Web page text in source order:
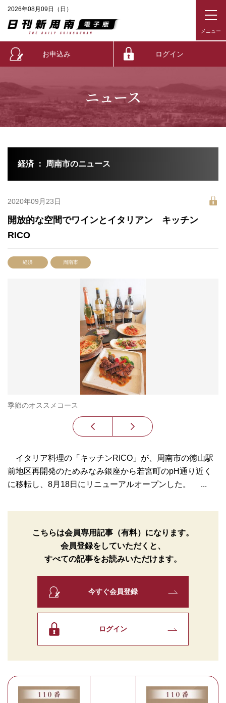
2026年08月09日（日）
お申込み ログイン
ニュース
経済 ： 周南市のニュース
2020年09月23日
開放的な空間でワインとイタリアン キッチン
RICO
経済 周南市
季節のオススメコース
イタリア料理の「キッチンRICO」が、周南市の徳山駅
前地区再開発のためみなみ銀座から若宮町のpH通り近く
に移転し、8月18日にリニューアルオープンした。 ...
こちらは会員専用記事（有料）になります。
会員登録をしていただくと、
すべての記事をお読みいただけます。
今すぐ会員登録
ログイン